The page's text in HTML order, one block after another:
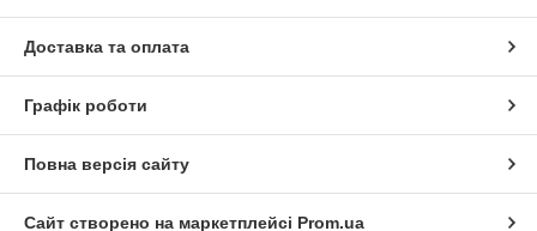
Доставка та оплата
Графік роботи
Повна версія сайту
Сайт створено на маркетплейсі Prom.ua